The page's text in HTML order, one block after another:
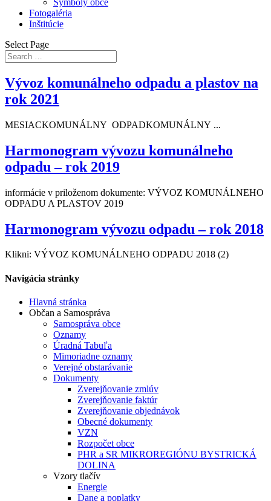
Symboly obce
Fotogaléria
Inštitúcie
Select Page
Vývoz komunálneho odpadu a plastov na
rok 2021
MESIACKOMUNÁLNY ODPADKOMUNÁLNY ...
Harmonogram vývozu komunálneho
odpadu – rok 2019
informácie v priloženom dokumente: VÝVOZ KOMUNÁLNEHO
ODPADU A PLASTOV 2019
Harmonogram vývozu odpadu – rok 2018
Klikni: VÝVOZ KOMUNÁLNEHO ODPADU 2018 (2)
Navigácia stránky
Hlavná stránka
Občan a Samospráva
Samospráva obce
Oznamy
Úradná Tabuľa
Mimoriadne oznamy
Verejné obstarávanie
Dokumenty
Zverejňovanie zmlúv
Zverejňovanie faktúr
Zverejňovanie objednávok
Obecné dokumenty
VZN
Rozpočet obce
PHR a SR MIKROREGIÓNU BYSTRICKÁ
DOLINA
Vzory tlačív
Energie
Dane a poplatky